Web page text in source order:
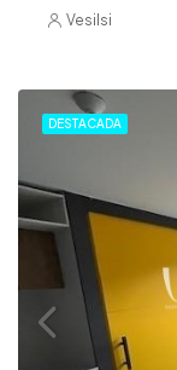
Vesilsi
DESTACADA